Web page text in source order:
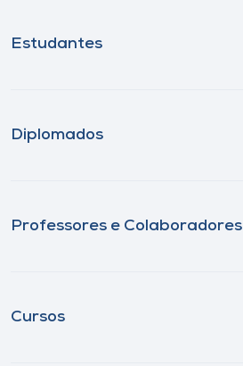
Estudantes
Diplomados
Professores e Colaboradores
Cursos